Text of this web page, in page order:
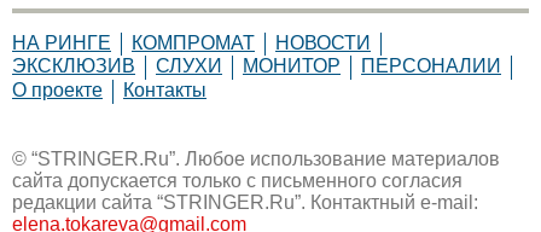
НА РИНГЕ КОМПРОМАТ
НОВОСТИ
ЭКСКЛЮЗИВ
СЛУХИ МОНИТОР
ПЕРСОНАЛИИ
О проекте
Контакты
© “STRINGER.Ru”. Любое использование материалов
сайта допускается только с письменного согласия
редакции сайта “STRINGER.Ru”. Контактный e-mail:
elena.tokareva@gmail.com